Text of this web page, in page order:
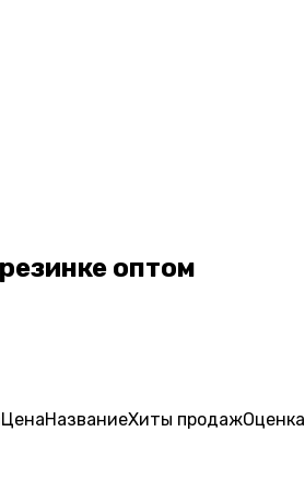
оптом
ЦенаНазваниеХиты продажОценка